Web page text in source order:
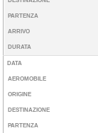
PARTENZA
ARRIVO
DURATA
DATA
AEROMOBILE
ORIGINE
DESTINAZIONE
PARTENZA